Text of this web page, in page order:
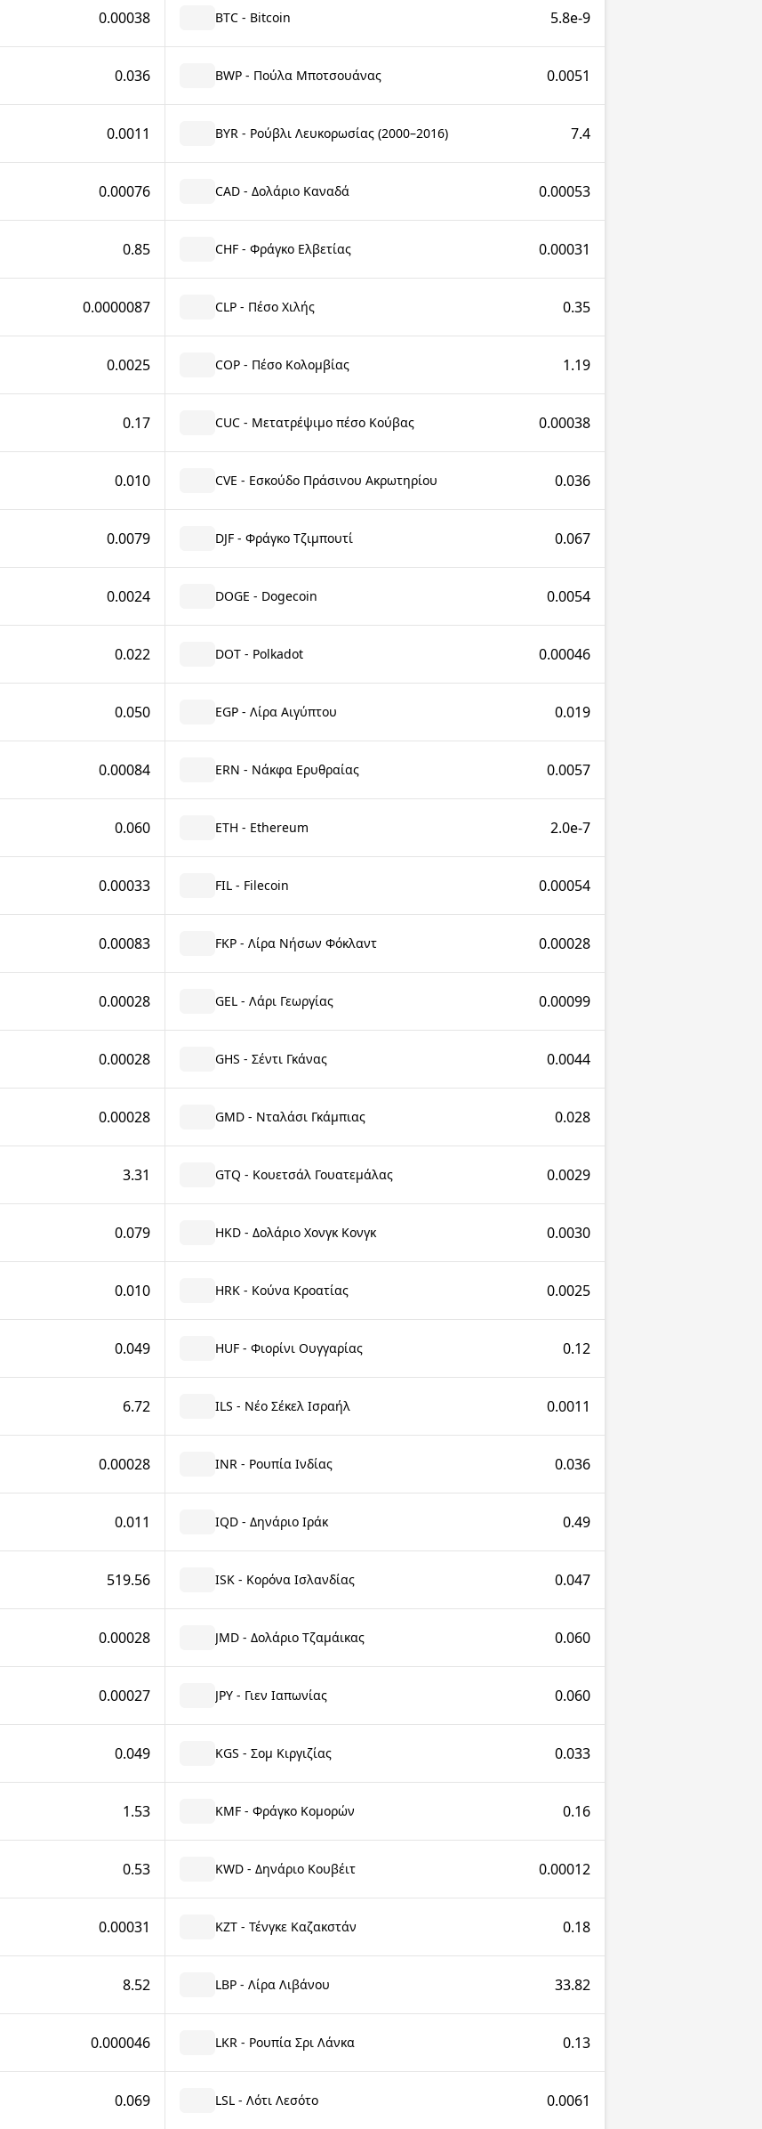
0.00038 BTC - Bitcoin 5.8e-9
0.036 BWP - Πούλα Μποτσουάνας 0.0051
0.0011 BYR - Ρούβλι Λευκορωσίας (2000–2016) 7.4
0.00076 CAD - Δολάριο Καναδά 0.00053
0.85 CHF - Φράγκο Ελβετίας 0.00031
0.0000087 CLP - Πέσο Χιλής 0.35
0.0025 COP - Πέσο Κολομβίας 1.19
0.17 CUC - Μετατρέψιμο πέσο Κούβας 0.00038
0.010 CVE - Εσκούδο Πράσινου Ακρωτηρίου 0.036
0.0079 DJF - Φράγκο Τζιμπουτί 0.067
0.0024 DOGE - Dogecoin 0.0054
0.022 DOT - Polkadot 0.00046
0.050 EGP - Λίρα Αιγύπτου 0.019
0.00084 ERN - Νάκφα Ερυθραίας 0.0057
0.060 ETH - Ethereum 2.0e-7
0.00033 FIL - Filecoin 0.00054
0.00083 FKP - Λίρα Νήσων Φόκλαντ 0.00028
0.00028 GEL - Λάρι Γεωργίας 0.00099
0.00028 GHS - Σέντι Γκάνας 0.0044
0.00028 GMD - Νταλάσι Γκάμπιας 0.028
3.31 GTQ - Κουετσάλ Γουατεμάλας 0.0029
0.079 HKD - Δολάριο Χονγκ Κονγκ 0.0030
0.010 HRK - Κούνα Κροατίας 0.0025
0.049 HUF - Φιορίνι Ουγγαρίας 0.12
6.72 ILS - Νέο Σέκελ Ισραήλ 0.0011
0.00028 INR - Ρουπία Ινδίας 0.036
0.011 IQD - Δηνάριο Ιράκ 0.49
519.56 ISK - Κορόνα Ισλανδίας 0.047
0.00028 JMD - Δολάριο Τζαμάικας 0.060
0.00027 JPY - Γιεν Ιαπωνίας 0.060
0.049 KGS - Σομ Κιργιζίας 0.033
1.53 KMF - Φράγκο Κομορών 0.16
0.53 KWD - Δηνάριο Κουβέιτ 0.00012
0.00031 KZT - Τένγκε Καζακστάν 0.18
8.52 LBP - Λίρα Λιβάνου 33.82
0.000046 LKR - Ρουπία Σρι Λάνκα 0.13
0.069 LSL - Λότι Λεσότο 0.0061